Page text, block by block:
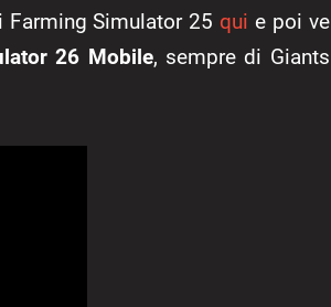
Simulator 25 qui e poi ve
26 Mobile, sempre di Giants